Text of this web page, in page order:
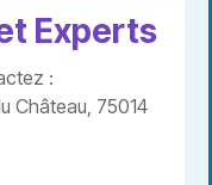
Experts
:
Château, 75014